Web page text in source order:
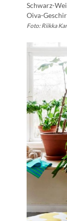
Schwarz-
Oiva-
Foto: Riikka